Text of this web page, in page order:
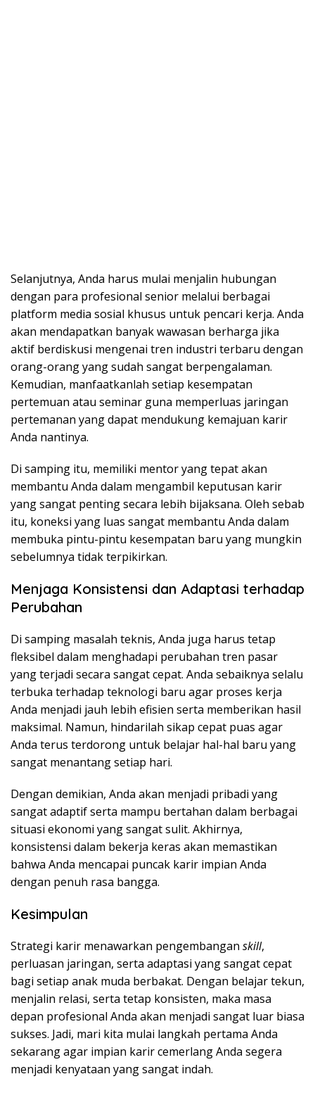
Selanjutnya, Anda harus mulai menjalin hubungan
dengan para profesional senior melalui berbagai
platform media sosial khusus untuk pencari kerja. Anda
akan mendapatkan banyak wawasan berharga jika
aktif berdiskusi mengenai tren industri terbaru dengan
orang-orang yang sudah sangat berpengalaman.
Kemudian, manfaatkanlah setiap kesempatan
pertemuan atau seminar guna memperluas jaringan
pertemanan yang dapat mendukung kemajuan karir
Anda nantinya.
Di samping itu, memiliki mentor yang tepat akan
membantu Anda dalam mengambil keputusan karir
yang sangat penting secara lebih bijaksana. Oleh sebab
itu, koneksi yang luas sangat membantu Anda dalam
membuka pintu-pintu kesempatan baru yang mungkin
sebelumnya tidak terpikirkan.
Menjaga Konsistensi dan Adaptasi terhadap
Perubahan
Di samping masalah teknis, Anda juga harus tetap
fleksibel dalam menghadapi perubahan tren pasar
yang terjadi secara sangat cepat. Anda sebaiknya selalu
terbuka terhadap teknologi baru agar proses kerja
Anda menjadi jauh lebih efisien serta memberikan hasil
maksimal. Namun, hindarilah sikap cepat puas agar
Anda terus terdorong untuk belajar hal-hal baru yang
sangat menantang setiap hari.
Dengan demikian, Anda akan menjadi pribadi yang
sangat adaptif serta mampu bertahan dalam berbagai
situasi ekonomi yang sangat sulit. Akhirnya,
konsistensi dalam bekerja keras akan memastikan
bahwa Anda mencapai puncak karir impian Anda
dengan penuh rasa bangga.
Kesimpulan
Strategi karir menawarkan pengembangan skill,
perluasan jaringan, serta adaptasi yang sangat cepat
bagi setiap anak muda berbakat. Dengan belajar tekun,
menjalin relasi, serta tetap konsisten, maka masa
depan profesional Anda akan menjadi sangat luar biasa
sukses. Jadi, mari kita mulai langkah pertama Anda
sekarang agar impian karir cemerlang Anda segera
menjadi kenyataan yang sangat indah.